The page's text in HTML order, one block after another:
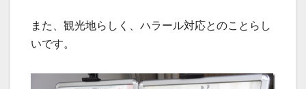
また、観光地らしく、ハラール対応とのことらし
いです。